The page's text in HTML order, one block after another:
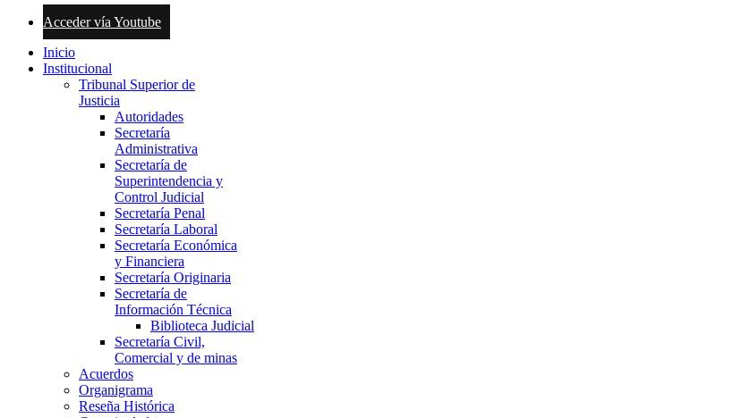
Acceder vía Youtube
Inicio
Institucional
Tribunal Superior de
Justicia
Autoridades
Secretaría
Administrativa
Secretaría de
Superintendencia y
Control Judicial
Secretaría Penal
Secretaría Laboral
Secretaría Económica
y Financiera
Secretaría Originaria
Secretaría de
Información Técnica
Biblioteca Judicial
Secretaría Civil,
Comercial y de minas
Acuerdos
Organigrama
Reseña Histórica